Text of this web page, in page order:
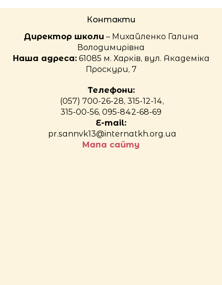
Контакти
Директор школи – Михайленко Галина
Володимирівна
Наша адреса:61085 м. Харків, вул. Академіка
Проскури, 7
Телефони:
(057) 700-26-28, 315-12-14,
315-00-56, 095-842-68-69
E-mail:
pr.sannvk13@internatkh.org.ua
Мапа сайту